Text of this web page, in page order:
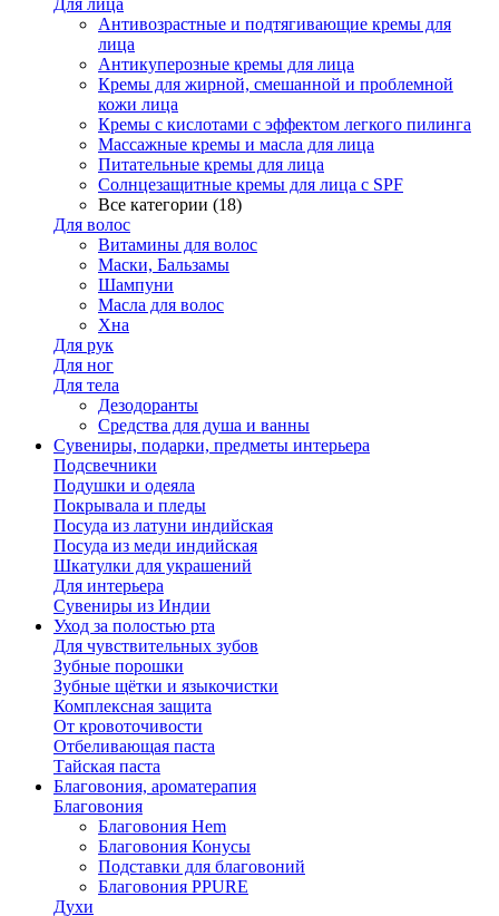
Для лица
Антивозрастные и подтягивающие кремы для
лица
Антикуперозные кремы для лица
Кремы для жирной, смешанной и проблемной
кожи лица
Кремы с кислотами с эффектом легкого пилинга
Массажные кремы и масла для лица
Питательные кремы для лица
Солнцезащитные кремы для лица с SPF
Все категории (18)
Для волос
Витамины для волос
Маски, Бальзамы
Шампуни
Масла для волос
Хна
Для рук
Для ног
Для тела
Дезодоранты
Средства для душа и ванны
Сувениры, подарки, предметы интерьера
Подсвечники
Подушки и одеяла
Покрывала и пледы
Посуда из латуни индийская
Посуда из меди индийская
Шкатулки для украшений
Для интерьера
Сувениры из Индии
Уход за полостью рта
Для чувствительных зубов
Зубные порошки
Зубные щётки и языкочистки
Комплексная защита
От кровоточивости
Отбеливающая паста
Тайская паста
Благовония, ароматерапия
Благовония
Благовония Hem
Благовония Конусы
Подставки для благовоний
Благовония PPURE
Духи